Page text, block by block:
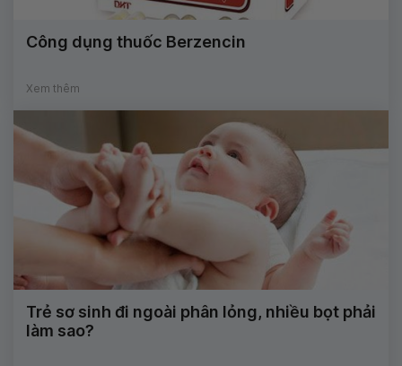
Công dụng thuốc Berzencin
Xem thêm
Trẻ sơ sinh đi ngoài phân lỏng, nhiều bọt phải
làm sao?